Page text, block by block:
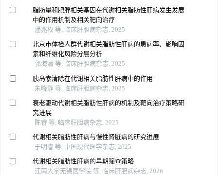
脂肪量和肥胖相关基因在代谢相关脂肪性肝病发生发展
中的作用机制及相关靶向治疗
潘兆权 等, 临床肝胆病杂志, 2025
北京市体检人群代谢相关脂肪性肝病的患病率、影响因
素和纤维化风险分层分析
郭海清 等, 临床肝胆病杂志, 2025
胰岛素清除在代谢相关脂肪性肝病中的作用
朱晓静 等, 临床肝胆病杂志, 2025
衰老驱动代谢相关脂肪性肝病的机制及靶向治疗策略研
究进展
陈睿 等, 临床肝胆病杂志, 2025
代谢相关脂肪性肝病与慢性肾脏病的研究进展
于明睿 等, 中国现代医学杂志, 2025
代谢相关脂肪性肝病的早期筛查策略
江南大学无锡医学院 等, 临床肝胆病杂志, 2026